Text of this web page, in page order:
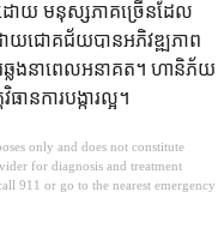
ោយ មនុស្សភាគច្រើនដែល
យជោគជ័យបានអភិវឌ្ឍភាព
ឆ្លងនាពេលអនាគត។ ហានិភ័យ
ានការបង្ការល្អ។
only and does not constitute
for diagnosis and treatment
911 or go to the nearest emergency